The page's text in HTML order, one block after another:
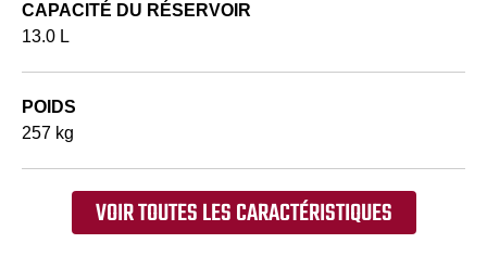
CAPACITÉ DU RÉSERVOIR
13.0 L
POIDS
257 kg
VOIR TOUTES LES CARACTÉRISTIQUES